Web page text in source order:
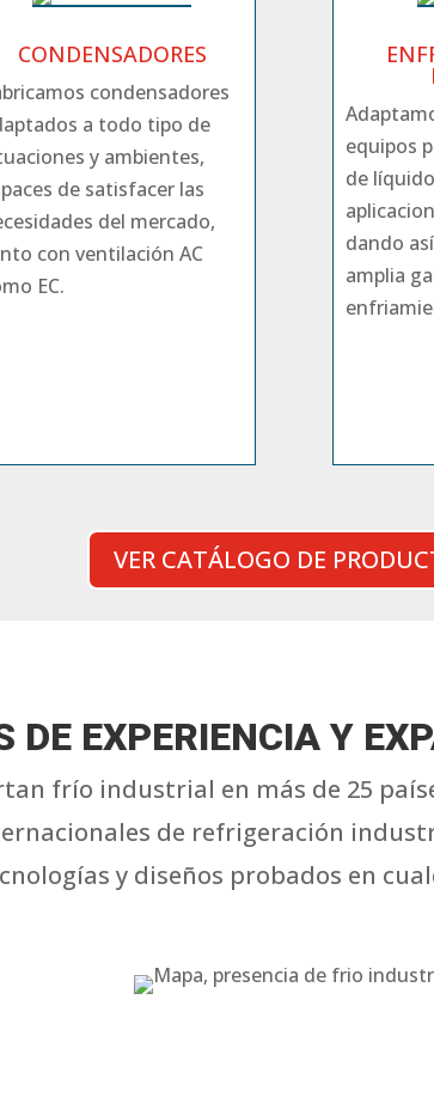
CONDENSADORES
condensadores
a todo tipo de
y ambientes,
de satisfacer las
del mercado,
con ventilación AC
EC.
equipos
de
dando
amplia
VER CATÁLOGO DE
DE EXPERIENCIA Y
frío industrial en más de 25
de refrigeración
y diseños probados en